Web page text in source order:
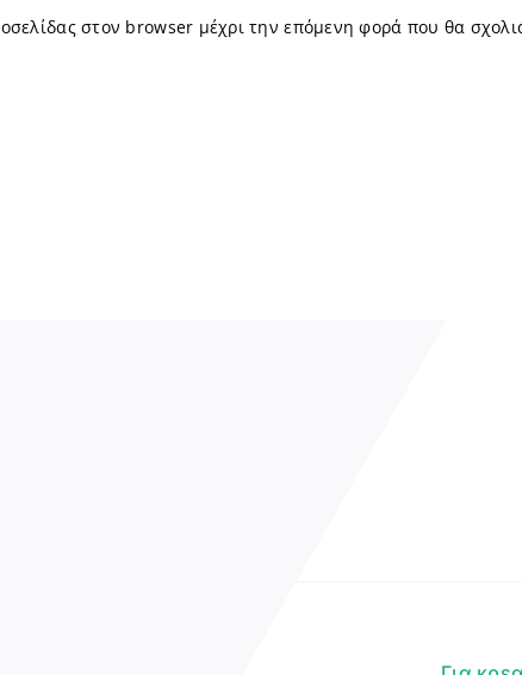
στον browser μέχρι την επόμενη φορά που θα